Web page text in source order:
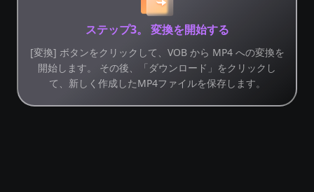
ステップ3。 変換を開始する
[変換] ボタンをクリックして、VOB から MP4 への変換を
開始します。 その後、「ダウンロード」をクリックし
て、新しく作成したMP4ファイルを保存します。